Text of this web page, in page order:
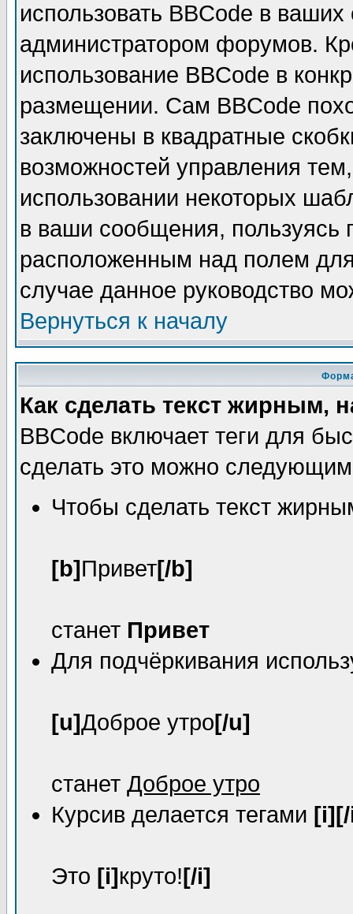
использовать BBCode в
администратором форумов.
использование BBCode в
размещении. Сам BBCode
заключены в квадратные
возможностей управления
использовании некоторых
в ваши сообщения,
расположенным над полем
случае данное руководство
Вернуться к началу
Как сделать текст жирным,
BBCode включает теги для
сделать это можно
Чтобы сделать текст
[b]Привет[/b]
станет Привет
Для подчёркивания
[u]Доброе утро[/u]
станет Доброе утро
Курсив делается тегами
Это [i]круто![/i]